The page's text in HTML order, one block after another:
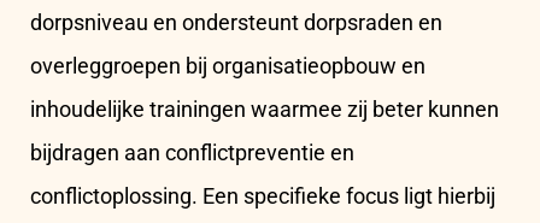
dorpsniveau en ondersteunt dorpsraden en
overleggroepen bij organisatieopbouw en
inhoudelijke trainingen waarmee zij beter kunnen
bijdragen aan conflictpreventie en
conflictoplossing. Een specifieke focus ligt hierbij